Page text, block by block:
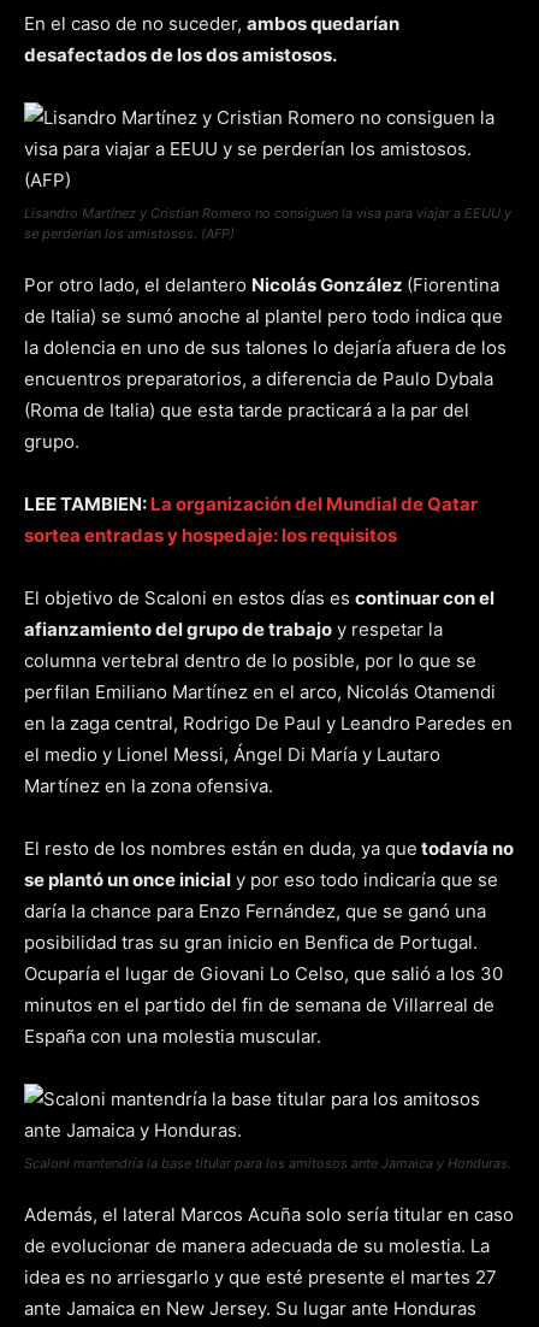
En el caso de no suceder, ambos quedarían
desafectados de los dos amistosos.
Lisandro Martínez y Cristian Romero no consiguen la visa para viajar a EEUU y
se perderían los amistosos. (AFP)
Por otro lado, el delantero Nicolás González (Fiorentina
de Italia) se sumó anoche al plantel pero todo indica que
la dolencia en uno de sus talones lo dejaría afuera de los
encuentros preparatorios, a diferencia de Paulo Dybala
(Roma de Italia) que esta tarde practicará a la par del
grupo.
LEE TAMBIEN: La organización del Mundial de Qatar
sortea entradas y hospedaje: los requisitos
El objetivo de Scaloni en estos días es continuar con el
afianzamiento del grupo de trabajo y respetar la
columna vertebral dentro de lo posible, por lo que se
perfilan Emiliano Martínez en el arco, Nicolás Otamendi
en la zaga central, Rodrigo De Paul y Leandro Paredes en
el medio y Lionel Messi, Ángel Di María y Lautaro
Martínez en la zona ofensiva.
El resto de los nombres están en duda, ya que todavía no
se plantó un once inicial y por eso todo indicaría que se
daría la chance para Enzo Fernández, que se ganó una
posibilidad tras su gran inicio en Benfica de Portugal.
Ocuparía el lugar de Giovani Lo Celso, que salió a los 30
minutos en el partido del fin de semana de Villarreal de
España con una molestia muscular.
Scaloni mantendría la base titular para los amitosos ante Jamaica y Honduras.
Además, el lateral Marcos Acuña solo sería titular en caso
de evolucionar de manera adecuada de su molestia. La
idea es no arriesgarlo y que esté presente el martes 27
ante Jamaica en New Jersey. Su lugar ante Honduras